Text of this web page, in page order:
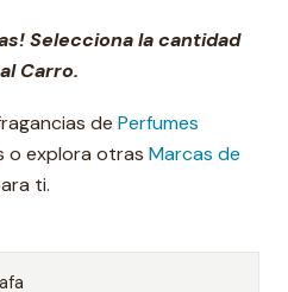
Selecciona la cantidad
Carro.
de Perfumes
o explora otras Marcas de
ti.